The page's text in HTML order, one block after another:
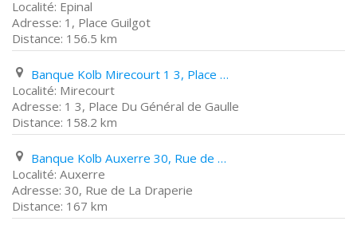
Epinal
1, Place Guilgot
156.5 km
Banque Kolb Mirecourt 1 3, Place Du Général de Gaulle
Mirecourt
1 3, Place Du Général de Gaulle
158.2 km
Banque Kolb Auxerre 30, Rue de La Draperie
Auxerre
30, Rue de La Draperie
167 km